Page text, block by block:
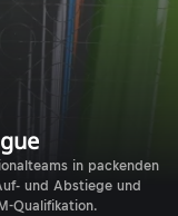
in packenden
und Abstiege und
Qualifikation.